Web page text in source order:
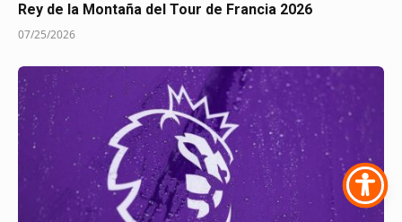
Rey de la Montaña del Tour de Francia 2026
07/25/2026